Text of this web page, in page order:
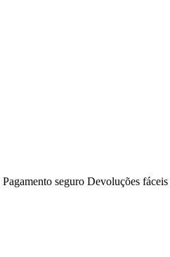
Pagamento seguro Devoluções fáceis